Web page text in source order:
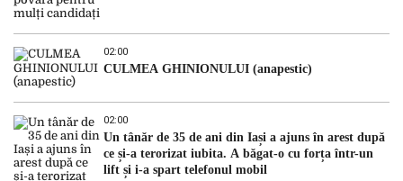
02:00
CULMEA GHINIONULUI (anapestic)
02:00
Un tânăr de 35 de ani din Iași a ajuns în arest după
ce și-a terorizat iubita. A băgat-o cu forța într-un
lift și i-a spart telefonul mobil